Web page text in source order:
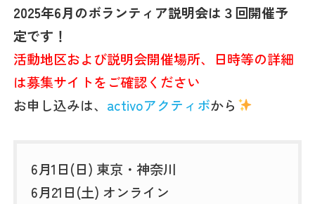
2025年6月のボランティア説明会は３回開催予
定です！
活動地区および説明会開催場所、日時等の詳細
は募集サイトをご確認ください
お申し込みは、 activoアクティボから
6月1日(日) 東京・神奈川
6月21日(土) オンライン